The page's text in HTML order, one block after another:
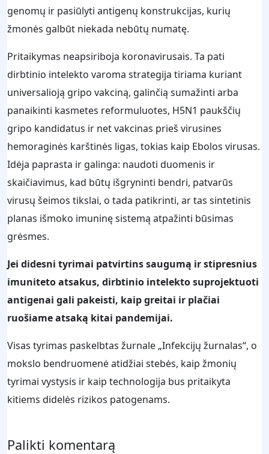
genomų ir pasiūlyti antigenų konstrukcijas, kurių
žmonės galbūt niekada nebūtų numatę.
Pritaikymas neapsiriboja koronavirusais. Ta pati
dirbtinio intelekto varoma strategija tiriama kuriant
universalioją gripo vakciną, galinčią sumažinti arba
panaikinti kasmetes reformuluotes, H5N1 paukščių
gripo kandidatus ir net vakcinas prieš virusines
hemoraginės karštinės ligas, tokias kaip Ebolos virusas.
Idėja paprasta ir galinga: naudoti duomenis ir
skaičiavimus, kad būtų išgryninti bendri, patvarūs
virusų šeimos tikslai, o tada patikrinti, ar tas sintetinis
planas išmoko imuninę sistemą atpažinti būsimas
grėsmes.
Jei didesni tyrimai patvirtins saugumą ir stipresnius
imuniteto atsakus, dirbtinio intelekto suprojektuoti
antigenai gali pakeisti, kaip greitai ir plačiai
ruošiame atsaką kitai pandemijai.
Visas tyrimas paskelbtas žurnale „Infekcijų žurnalas“, o
mokslo bendruomenė atidžiai stebės, kaip žmonių
tyrimai vystysis ir kaip technologija bus pritaikyta
kitiems didelės rizikos patogenams.
Palikti komentarą